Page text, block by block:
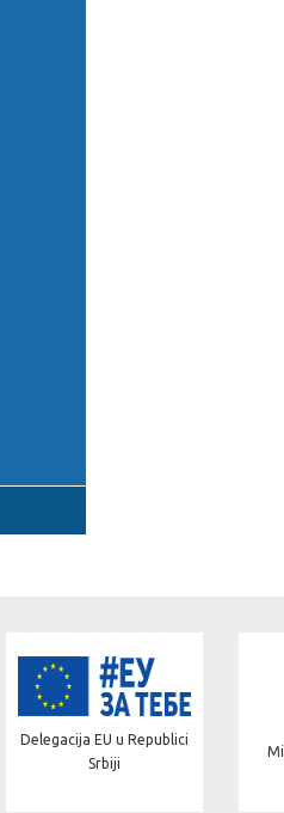
Delegacija EU u Republici
Srbiji